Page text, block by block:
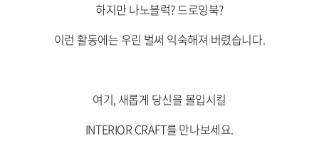
하지만 나노블럭? 드로잉북?
이런 활동에는 우린 벌써 익숙해져 버렸습니다.
여기, 새롭게 당신을 몰입시킬
INTERIOR CRAFT를 만나보세요.